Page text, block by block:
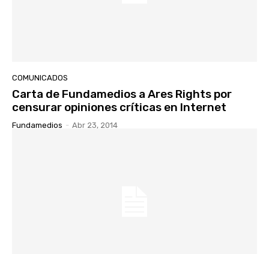
COMUNICADOS
Carta de Fundamedios a Ares Rights por
censurar opiniones críticas en Internet
Fundamedios - Abr 23, 2014